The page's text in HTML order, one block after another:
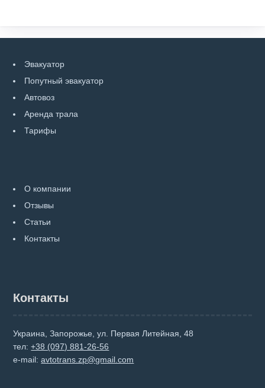
Эвакуатор
Попутный эвакуатор
Автовоз
Аренда трала
Тарифы
О компании
Отзывы
Статьи
Контакты
Контакты
Украина, Запорожье, ул. Первая Литейная, 48
тел:+38 (097) 881-26-56
e-mail:avtotrans.zp@gmail.com